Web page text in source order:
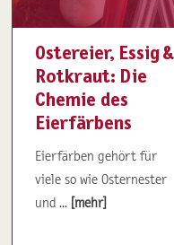
Ostereier, Essig &
Rotkraut: Die
Chemie des
Eierfärbens
Eierfärben gehört für
viele so wie Osternester
und ... [mehr]